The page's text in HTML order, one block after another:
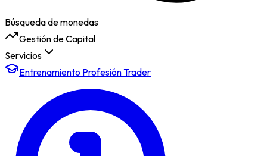
Búsqueda de monedas
Gestión de Capital
Servicios
Entrenamiento Profesión Trader